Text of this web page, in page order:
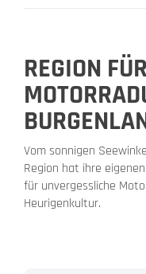
REGION
Vom sonnigen
Region hat ihre
für unvergessliche
Heurigenkultur.